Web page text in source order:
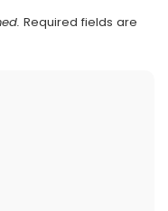
Required fields are